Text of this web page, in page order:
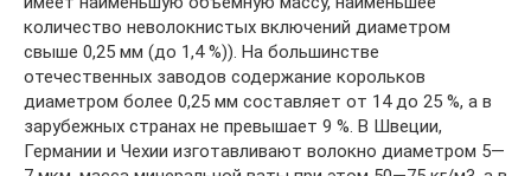
количество неволокнистых включений диаметром
свыше 0,25 мм (до 1,4 %)). На большинстве
отечественных заводов содержание корольков
диаметром более 0,25 мм составляет от 14 до 25 %, а в
зарубежных странах не превышает 9 %. В Швеции,
Германии и Чехии изготавливают волокно диаметром 5—